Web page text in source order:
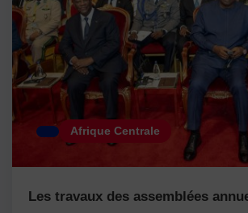
Afrique Centrale
Les travaux des assemblées